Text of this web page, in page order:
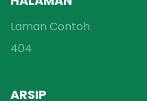
Laman Contoh
404
ARSIP